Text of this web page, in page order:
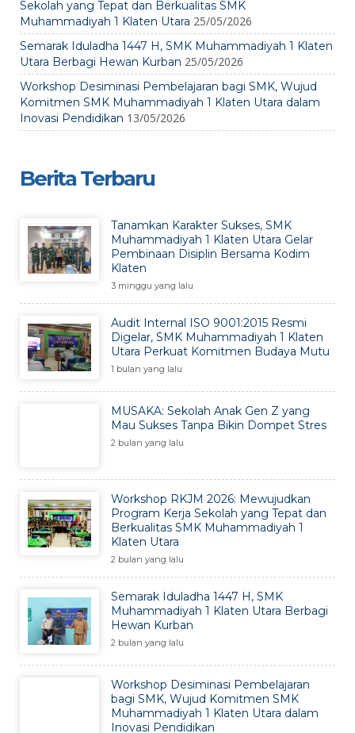
Sekolah yang Tepat dan Berkualitas SMK
Muhammadiyah 1 Klaten Utara 25/05/2026
Semarak Iduladha 1447 H, SMK Muhammadiyah 1 Klaten
Utara Berbagi Hewan Kurban 25/05/2026
Workshop Desiminasi Pembelajaran bagi SMK, Wujud
Komitmen SMK Muhammadiyah 1 Klaten Utara dalam
Inovasi Pendidikan 13/05/2026
Berita Terbaru
Tanamkan Karakter Sukses, SMK
Muhammadiyah 1 Klaten Utara Gelar
Pembinaan Disiplin Bersama Kodim
Klaten
3 minggu yang lalu
Audit Internal ISO 9001:2015 Resmi
Digelar, SMK Muhammadiyah 1 Klaten
Utara Perkuat Komitmen Budaya Mutu
1 bulan yang lalu
MUSAKA: Sekolah Anak Gen Z yang
Mau Sukses Tanpa Bikin Dompet Stres
2 bulan yang lalu
Workshop RKJM 2026: Mewujudkan
Program Kerja Sekolah yang Tepat dan
Berkualitas SMK Muhammadiyah 1
Klaten Utara
2 bulan yang lalu
Semarak Iduladha 1447 H, SMK
Muhammadiyah 1 Klaten Utara Berbagi
Hewan Kurban
2 bulan yang lalu
Workshop Desiminasi Pembelajaran
bagi SMK, Wujud Komitmen SMK
Muhammadiyah 1 Klaten Utara dalam
Inovasi Pendidikan